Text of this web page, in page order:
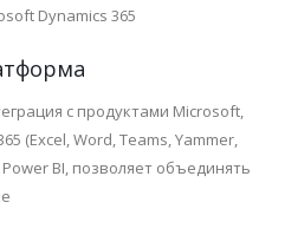
Dynamics 365
с продуктами Microsoft,
(Excel, Word, Teams, Yammer,
BI, позволяет объединять